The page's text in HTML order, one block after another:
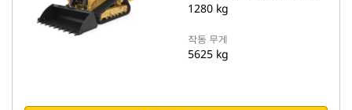
1280 kg
작동 무게
5625 kg